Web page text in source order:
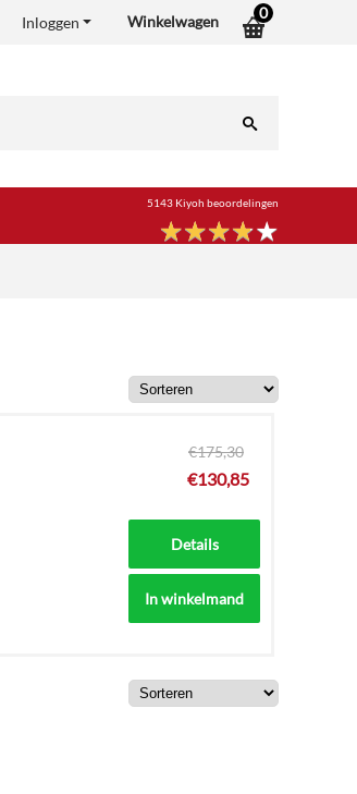
Winkelwagen 0
Inloggen
5143 Kiyoh beoordelingen
★★★★★
★★★★★
€175,30
€130,85
Details
In winkelmand